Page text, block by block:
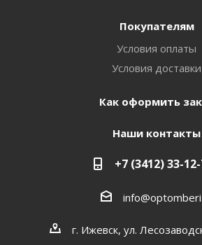
Покупателям
Условия оплаты
Условия доставки
Как оформить
Наши контакты
+7 (3412) 33-
г. Ижевск, ул.